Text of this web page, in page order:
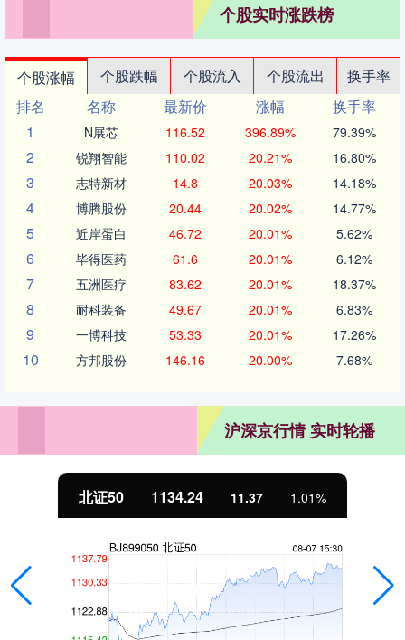
个股实时涨跌榜
个股涨幅 个股跌幅 个股流入 个股流出
换手率
排名
名称 最新价 涨幅
换手率
1
N展芯 116.52 396.89% 79.39%
2 锐翔智能 110.02 20.21% 16.80%
3 志特新材 14.8 20.03% 14.18%
4 博腾股份 20.44 20.02% 14.77%
5 近岸蛋白 46.72 20.01% 5.62%
6 毕得医药 61.6 20.01% 6.12%
7 五洲医疗 83.62 20.01% 18.37%
8 耐科装备 49.67 20.01% 6.83%
9 一博科技 53.33 20.01% 17.26%
10 方邦股份 146.16 20.00% 7.68%
沪深京行情 实时轮播
北证50 1134.24 11.37 1.01%